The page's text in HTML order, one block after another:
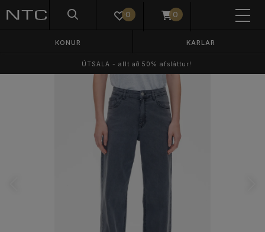
0 0
KONUR KARLAR
ÚTSALA - allt að 50% afsláttur!